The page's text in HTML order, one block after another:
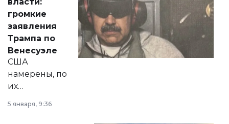
реформах до
вопросов армии,
экономики и
личного здоровья.
громкие
заявления
Трампа по
Венесуэле
США
намерены, по
их
принести
5 января, 9:36